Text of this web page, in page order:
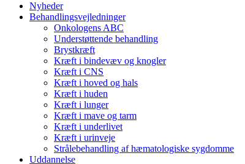
Nyheder
Behandlingsvejledninger
Onkologens ABC
Understøttende behandling
Brystkræft
Kræft i bindevæv og knogler
Kræft i CNS
Kræft i hoved og hals
Kræft i huden
Kræft i lunger
Kræft i mave og tarm
Kræft i underlivet
Kræft i urinveje
Strålebehandling af hæmatologiske sygdomme
Uddannelse